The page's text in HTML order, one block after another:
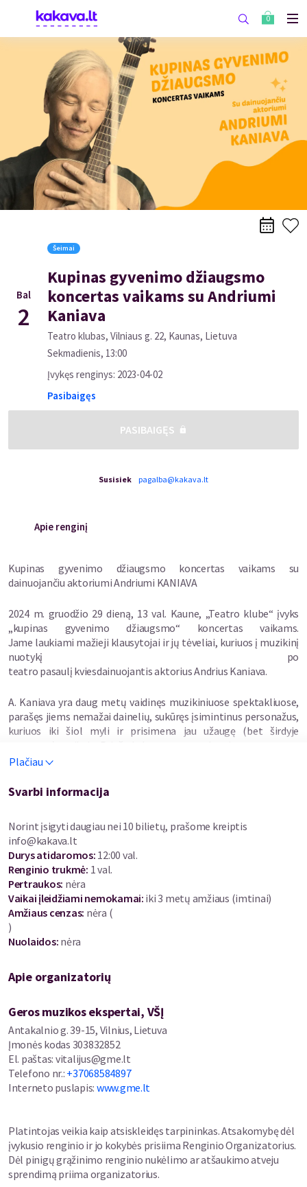
0
Bal
2
Šeimai
Kupinas gyvenimo džiaugsmo
koncertas vaikams su Andriumi
Kaniava
Teatro klubas, Vilniaus g. 22, Kaunas, Lietuva
Sekmadienis, 13:00
Įvykęs renginys: 2023-04-02
Pasibaigęs
PASIBAIGĘS
Susisiek pagalba@kakava.lt
Apie renginį
Kupinas gyvenimo džiaugsmo koncertas vaikams su
dainuojančiu aktoriumi Andriumi KANIAVA
2024 m. gruodžio 29 dieną, 13 val. Kaune, „Teatro klube“ įvyks
„kupinas gyvenimo džiaugsmo“ koncertas vaikams.
Jame laukiami mažieji klausytojai ir jų tėveliai, kuriuos į muzikinį
nuotykį po
teatro pasaulį kviesdainuojantis aktorius Andrius Kaniava.
A. Kaniava yra daug metų vaidinęs muzikiniuose spektakliuose,
parašęs jiems nemažai dainelių, sukūręs įsimintinus personažus,
kuriuos iki šiol myli ir prisimena jau užaugę (bet širdyje
kolegomis šėlo teatralizuotuose koncertuose „Ten seneliai
namų“ (pagal J. Avyžiaus apysaką „Aštuonetas iš Trepsės
lėlių kelionę iš nedėkingos mergaitės Trepsės namų.
Šio susitikimo metu A. Kaniava kvies į kiek kitokią, bet ne ką
mažiau įdomesnę, pilną netikėtumų ir nuotykių muzikinę
kelionę su Jūroje siaučiančiais piratais, Laiminguoju Hansu,
Trepse ir jos pabėgimo istorija, tik truputį baisiais Plėšikais ir
kitais personažais, gyvenančiais spektaklių dainose. Patiems
mažiausiems kelionė neabejotinai atims žadą ir pažers
staigmenų, o suaugusius nukels į tą gražiąją šalį, kur „seneliai
renginio vietoje.
Plačiau
Svarbi informacija
Norint įsigyti daugiau nei 10 bilietų, prašome kreiptis
info@kakava.lt
Durys atidaromos: 12:00 val.
Renginio trukmė: 1 val.
Pertraukos: nėra
Vaikai įleidžiami nemokamai: iki 3 metų amžiaus (imtinai)
Amžiaus cenzas: nėra (
)
Nuolaidos: nėra
Apie organizatorių
Geros muzikos ekspertai, VŠĮ
Antakalnio g. 39-15, Vilnius, Lietuva
Įmonės kodas 303832852
El. paštas: vitalijus@gme.lt
Telefono nr.: +37068584897
Interneto puslapis: www.gme.lt
Platintojas veikia kaip atsiskleidęs tarpininkas. Atsakomybę dėl
įvykusio renginio ir jo kokybės prisiima Renginio Organizatorius.
Dėl pinigų grąžinimo renginio nukėlimo ar atšaukimo atveju
sprendimą priima organizatorius.